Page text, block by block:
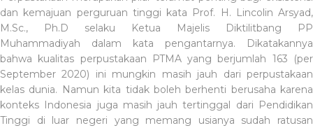
dan kemajuan perguruan tinggi kata Prof. H. Lincolin Arsyad,
M.Sc., Ph.D selaku Ketua Majelis Diktilitbang PP
Muhammadiyah dalam kata pengantarnya. Dikatakannya
bahwa kualitas perpustakaan PTMA yang berjumlah 163 (per
September 2020) ini mungkin masih jauh dari perpustakaan
kelas dunia. Namun kita tidak boleh berhenti berusaha karena
konteks Indonesia juga masih jauh tertinggal dari Pendidikan
Tinggi di luar negeri yang memang usianya sudah ratusan